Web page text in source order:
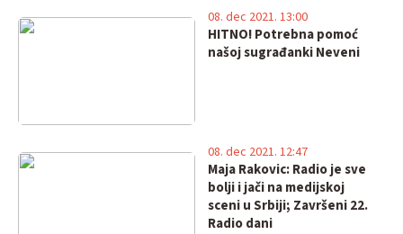
HITNO! Potrebna pomoć
našoj sugrađanki Neveni
08. dec 2021. 13:00
Maja Rakovic: Radio je sve
bolji i jači na medijskoj
sceni u Srbiji; Završeni 22.
Radio dani
08. dec 2021. 12:47